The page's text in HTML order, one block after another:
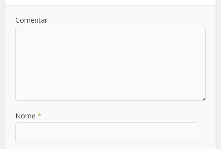
Comentar
Nome*